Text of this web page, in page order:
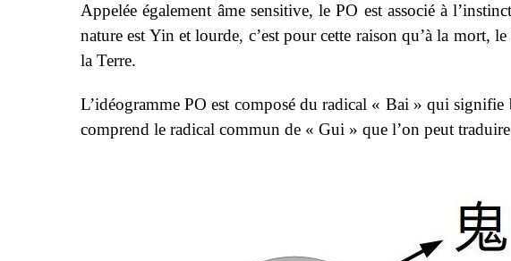
Appelée également âme sensitive, le PO est associé à
nature est Yin et lourde, c’est pour cette raison qu’à la mort,
la Terre.
L’idéogramme PO est composé du radical « Bai » qui
comprend le radical commun de « Gui » que l’on peut